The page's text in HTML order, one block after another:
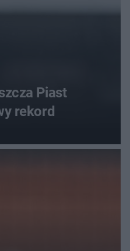
Piast
rekord